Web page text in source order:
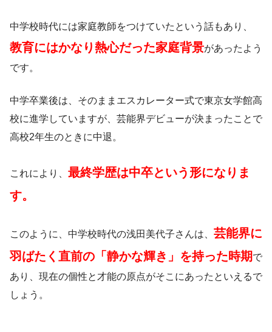
中学校時代には家庭教師をつけていたという話もあり、
教育にはかなり熱心だった家庭背景があったよう
です。
中学卒業後は、そのままエスカレーター式で東京女学館高
校に進学していますが、芸能界デビューが決まったことで
高校2年生のときに中退。
これにより、 最終学歴は中卒という形になりま
す。
このように、中学校時代の浅田美代子さんは、 芸能界に
羽ばたく直前の「静かな輝き」を持った時期で
あり、現在の個性と才能の原点がそこにあったといえるで
しょう。